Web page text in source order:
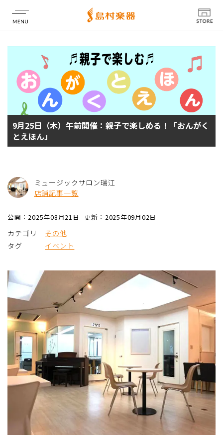
店舗情報
9月25日（木）午前開催：親子で楽しめる！「おんがく
とえほん」
ミュージックサロン瑞江
店舗記事一覧
公開：2025年08月21日 更新：2025年09月02日
カテゴリ
その他
タグ
イベント